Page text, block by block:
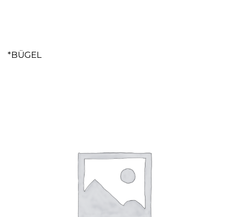
*BÜGEL